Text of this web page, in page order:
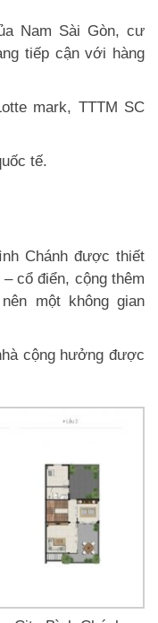
Nam Sài Gòn, cư
tiếp cận với hàng
mark, TTTM SC
tế.
Chánh được thiết
cổ điển, cộng thêm
một không gian
cộng hưởng được